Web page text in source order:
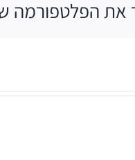
את הפלטפורמה